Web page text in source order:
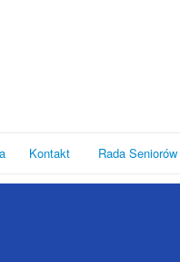
Kontakt Rada Seniorów